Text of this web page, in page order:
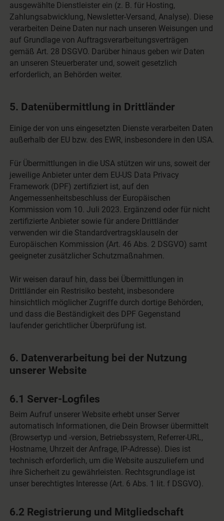
ausgewählte Dienstleister ein (z. B. für Hosting,
Zahlungsabwicklung, Newsletter-Versand, Analyse). Diese
verarbeiten Deine Daten nur nach unseren Weisungen und
auf Grundlage von Auftragsverarbeitungsverträgen
gemäß Art. 28 DSGVO. Darüber hinaus geben wir Daten
an unseren Steuerberater und, soweit gesetzlich
erforderlich, an Behörden weiter.
5. Datenübermittlung in Drittländer
Einige der von uns eingesetzten Dienste verarbeiten Daten
außerhalb der EU bzw. des EWR, insbesondere in den USA.
Für Übermittlungen in die USA stützen wir uns, soweit der
jeweilige Anbieter unter dem EU-US Data Privacy
Framework (DPF) zertifiziert ist, auf den
Angemessenheitsbeschluss der Europäischen
Kommission vom 10. Juli 2023. Ergänzend oder für nicht
zertifizierte Anbieter sowie für andere Drittländer
verwenden wir die Standardvertragsklauseln der
Europäischen Kommission (Art. 46 Abs. 2 DSGVO) samt
geeigneter zusätzlicher Schutzmaßnahmen.
Wir weisen darauf hin, dass bei Übermittlungen in
Drittländer ein Restrisiko besteht, insbesondere
hinsichtlich möglicher Zugriffe durch dortige Behörden,
und dass die Beständigkeit des DPF Gegenstand
laufender gerichtlicher Überprüfung ist.
6. Datenverarbeitung bei der Nutzung
unserer Website
6.1 Server-Logfiles
Beim Aufruf unserer Website erhebt unser Server
automatisch Informationen, die Dein Browser übermittelt
(Browsertyp und -version, Betriebssystem, Referrer-URL,
Hostname, Uhrzeit der Anfrage, IP-Adresse). Dies ist
technisch erforderlich, um die Website auszuliefern und
ihre Sicherheit zu gewährleisten. Rechtsgrundlage ist
unser berechtigtes Interesse (Art. 6 Abs. 1 lit. f DSGVO).
6.2 Registrierung und Mitgliedschaft